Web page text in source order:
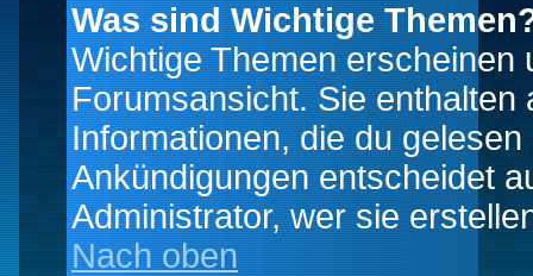
Was sind Wichtige
Wichtige Themen erscheinen
Forumsansicht. Sie
Informationen, die du
Ankündigungen entscheidet
Administrator, wer sie
Nach oben